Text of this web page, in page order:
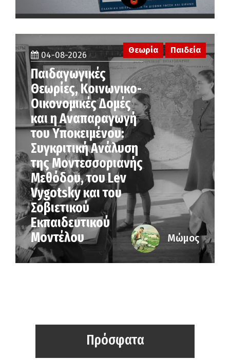
04-08-2026
Παιδαγωγικές
Θεωρίες, Κοινωνικο-
Οικονομικές Δομές
και η Αναπαραγωγή
του Υποκειμένου:
Συγκριτική Ανάλυση
της Μοντεσσοριανής
Μεθόδου, του Lev
Vygotsky και του
Σοβιετικού
Εκπαιδευτικού
Μοντέλου
Θεωρία Παιδεία
Μώμος
Πρόσφατα